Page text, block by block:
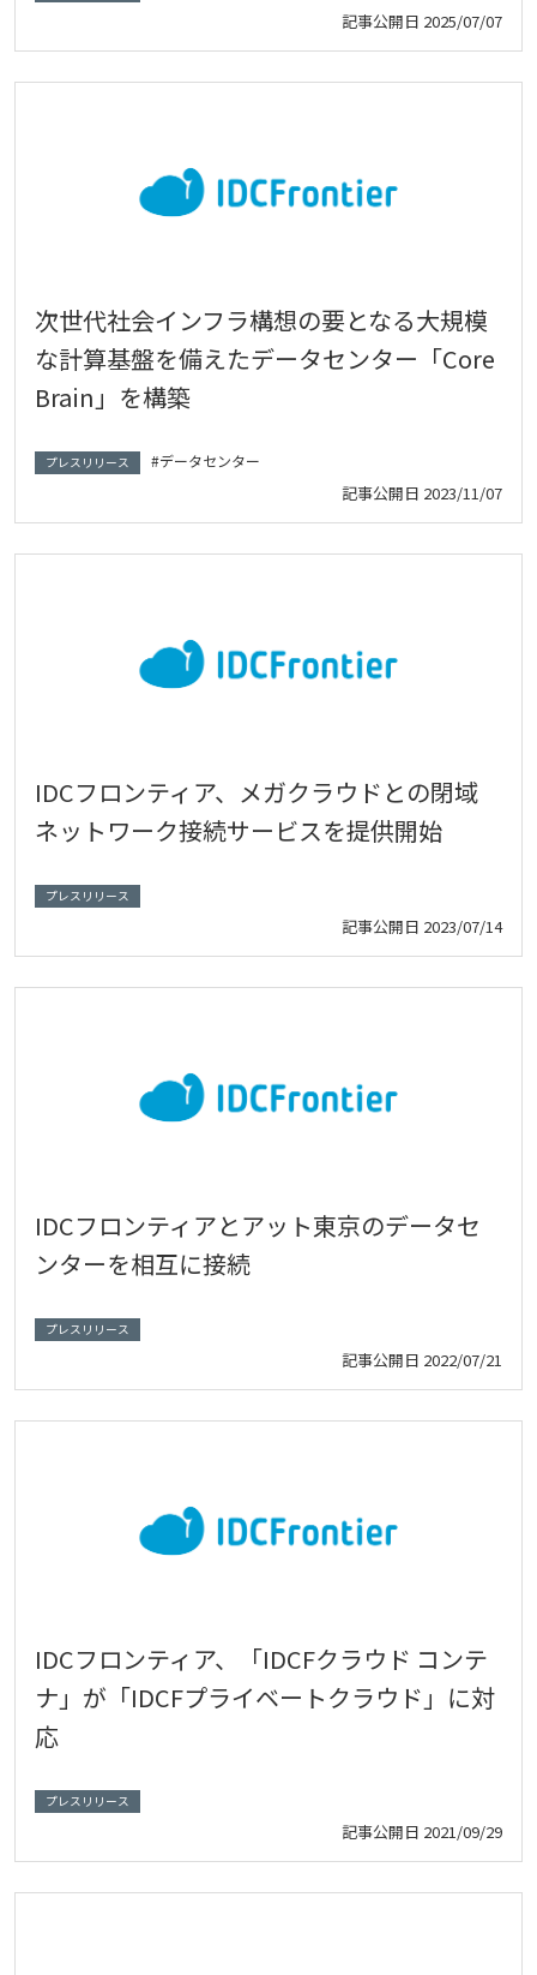
記事公開日 2025/07/07
次世代社会インフラ構想の要となる大規模
な計算基盤を備えたデータセンター「Core
Brain」を構築
プレスリリース データセンター
記事公開日 2023/11/07
IDCフロンティア、メガクラウドとの閉域
ネットワーク接続サービスを提供開始
プレスリリース
記事公開日 2023/07/14
IDCフロンティアとアット東京のデータセ
ンターを相互に接続
プレスリリース
記事公開日 2022/07/21
IDCフロンティア、「IDCFクラウド コンテ
ナ」が「IDCFプライベートクラウド」に対
応
プレスリリース
記事公開日 2021/09/29